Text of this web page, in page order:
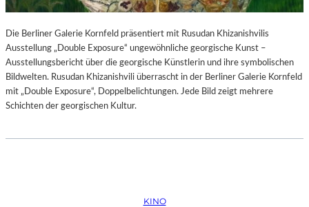
Die Berliner Galerie Kornfeld präsentiert mit Rusudan Khizanishvilis
Ausstellung „Double Exposure“ ungewöhnliche georgische Kunst –
Ausstellungsbericht über die georgische Künstlerin und ihre symbolischen
Bildwelten. Rusudan Khizanishvili überrascht in der Berliner Galerie Kornfeld
mit „Double Exposure“, Doppelbelichtungen. Jede Bild zeigt mehrere
Schichten der georgischen Kultur.
KINO